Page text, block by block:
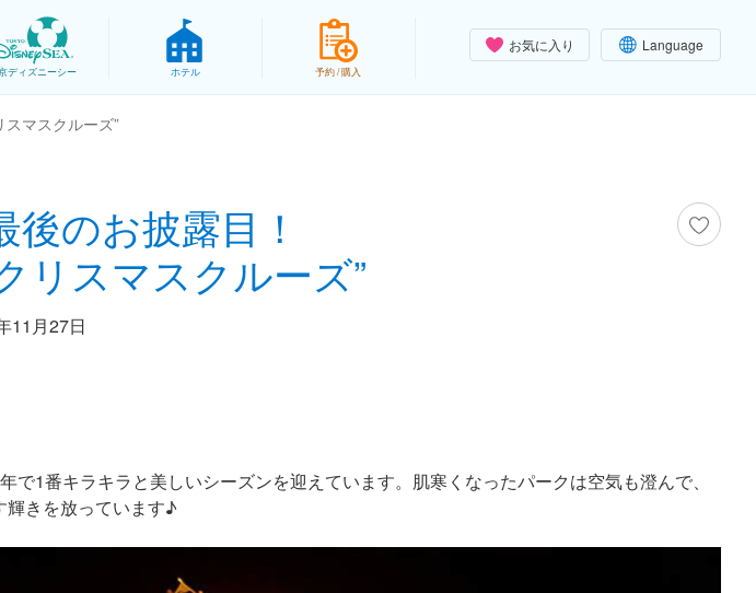
お気に入り Language
ディズニーシー ホテル 予約 / 購入
マスクルーズ”
のお披露目！
リスマスクルーズ”
11月27日
で1番キラキラと美しいシーズンを迎えています。肌寒くなったパークは空気も澄んで、
輝きを放っています♪